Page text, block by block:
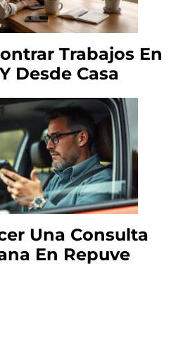
Trabajos En
Desde Casa
Una Consulta
En Repuve